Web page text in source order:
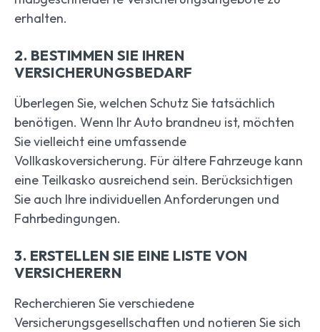
erhalten.
2. BESTIMMEN SIE IHREN
VERSICHERUNGSBEDARF
Überlegen Sie, welchen Schutz Sie tatsächlich
benötigen. Wenn Ihr Auto brandneu ist, möchten
Sie vielleicht eine umfassende
Vollkaskoversicherung. Für ältere Fahrzeuge kann
eine Teilkasko ausreichend sein. Berücksichtigen
Sie auch Ihre individuellen Anforderungen und
Fahrbedingungen.
3. ERSTELLEN SIE EINE LISTE VON
VERSICHERERN
Recherchieren Sie verschiedene
Versicherungsgesellschaften und notieren Sie sich